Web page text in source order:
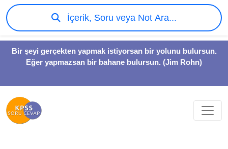
Bir şeyi gerçekten yapmak istiyorsan bir yolunu bulursun.
Eğer yapmazsan bir bahane bulursun. (Jim Rohn)
İçerik, Soru veya Not Ara...